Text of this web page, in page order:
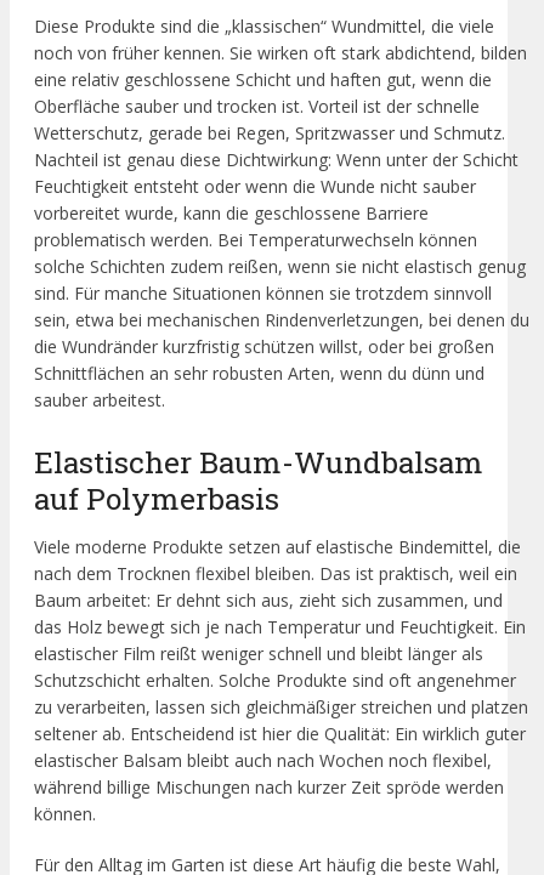
Diese Produkte sind die „klassischen“ Wundmittel, die viele
noch von früher kennen. Sie wirken oft stark abdichtend, bilden
eine relativ geschlossene Schicht und haften gut, wenn die
Oberfläche sauber und trocken ist. Vorteil ist der schnelle
Wetterschutz, gerade bei Regen, Spritzwasser und Schmutz.
Nachteil ist genau diese Dichtwirkung: Wenn unter der Schicht
Feuchtigkeit entsteht oder wenn die Wunde nicht sauber
vorbereitet wurde, kann die geschlossene Barriere
problematisch werden. Bei Temperaturwechseln können
solche Schichten zudem reißen, wenn sie nicht elastisch genug
sind. Für manche Situationen können sie trotzdem sinnvoll
sein, etwa bei mechanischen Rindenverletzungen, bei denen du
die Wundränder kurzfristig schützen willst, oder bei großen
Schnittflächen an sehr robusten Arten, wenn du dünn und
sauber arbeitest.
Elastischer Baum-Wundbalsam
auf Polymerbasis
Viele moderne Produkte setzen auf elastische Bindemittel, die
nach dem Trocknen flexibel bleiben. Das ist praktisch, weil ein
Baum arbeitet: Er dehnt sich aus, zieht sich zusammen, und
das Holz bewegt sich je nach Temperatur und Feuchtigkeit. Ein
elastischer Film reißt weniger schnell und bleibt länger als
Schutzschicht erhalten. Solche Produkte sind oft angenehmer
zu verarbeiten, lassen sich gleichmäßiger streichen und platzen
seltener ab. Entscheidend ist hier die Qualität: Ein wirklich guter
elastischer Balsam bleibt auch nach Wochen noch flexibel,
während billige Mischungen nach kurzer Zeit spröde werden
können.
Für den Alltag im Garten ist diese Art häufig die beste Wahl,